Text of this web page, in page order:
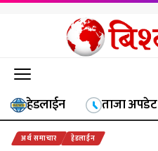
हेडलाईन ताजा अपडेट
अर्थ समाचार हेडलाईन